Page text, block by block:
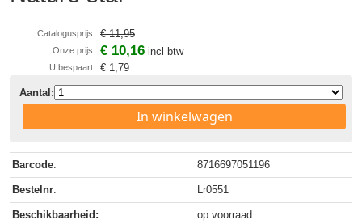
Catalogusprijs: € 11,95
Onze prijs: € 10,16 incl btw
U bespaart: € 1,79
Aantal:
In winkelwagen
Barcode: 8716697051196
Bestelnr: Lr0551
Beschikbaarheid: op voorraad